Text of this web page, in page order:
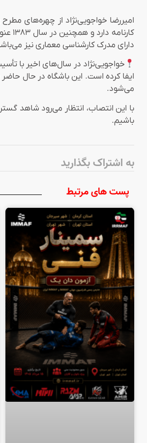
امیررضا خواجویی‌نژاد از چهره‌های
دارای مدرک کارشناسی معماری نیز
خواجویی‌نژاد در سال‌های اخیر با
می‌شود.
با این انتصاب، انتظار می‌رود شاهد
باشیم.
به اشتراک بگذارید
پست های مرتبط